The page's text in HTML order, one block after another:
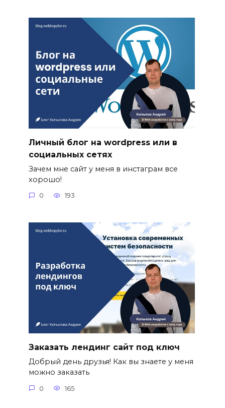
Личный блог на wordpress или в
социальных сетях
Зачем мне сайт у меня в инстаграм все
хорошо!
0 193
Заказать лендинг сайт под ключ
Добрый день друзья! Как вы знаете у меня
можно заказать
0 165